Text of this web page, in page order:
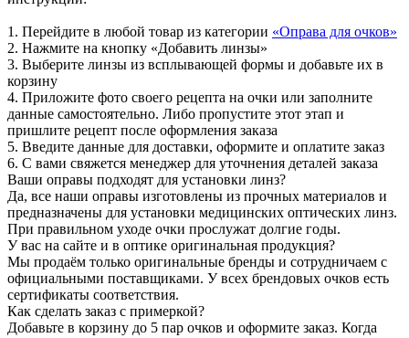
1. Перейдите в любой товар из категории «Оправа для очков»
2. Нажмите на кнопку «Добавить линзы»
3. Выберите линзы из всплывающей формы и добавьте их в
корзину
4. Приложите фото своего рецепта на очки или заполните
данные самостоятельно. Либо пропустите этот этап и
пришлите рецепт после оформления заказа
5. Введите данные для доставки, оформите и оплатите заказ
6. С вами свяжется менеджер для уточнения деталей заказа
Ваши оправы подходят для установки линз?
Да, все наши оправы изготовлены из прочных материалов и
предназначены для установки медицинских оптических линз.
При правильном уходе очки прослужат долгие годы.
У вас на сайте и в оптике оригинальная продукция?
Мы продаём только оригинальные бренды и сотрудничаем с
официальными поставщиками. У всех брендовых очков есть
сертификаты соответствия.
Как сделать заказ с примеркой?
Добавьте в корзину до 5 пар очков и оформите заказ. Когда